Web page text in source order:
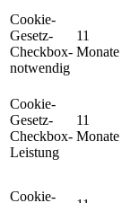
Cookie-
Gesetz-
Checkbox-
notwendig
11
Monate
Cookie-
Gesetz-
Checkbox-
Leistung
11
Monate
Cookie-